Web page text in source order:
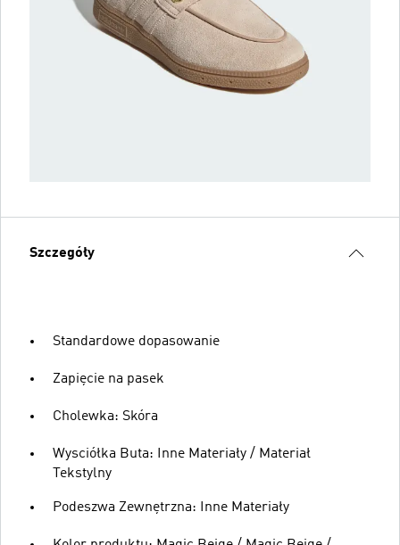
Szczegóły
Standardowe dopasowanie
Zapięcie na pasek
Cholewka: Skóra
Wysciółka Buta: Inne Materiały / Materiał
Tekstylny
Podeszwa Zewnętrzna: Inne Materiały